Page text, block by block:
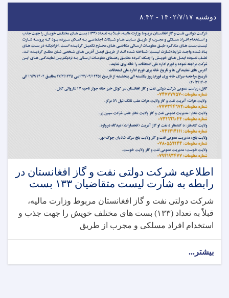
دوشنبه ۱۴۰۲/۷/۱۷ - ۸:۴۲
اطلاعیه شرکت دولتی نفت و گاز افغانستان در
رابطه به شارت لیست متقاضیان ۱۳۳ بست
شرکت دولتی نفت و گاز افغانستان مربوط وزارت مالیه،
قبلاً به تعداد (۱۳۳) بست های مختلف خویش را جهت جذب و
استخدام افراد مسلکی و مجرب از طریق
بیشتر...